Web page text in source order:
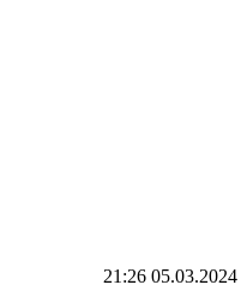
21:26 05.03.2024